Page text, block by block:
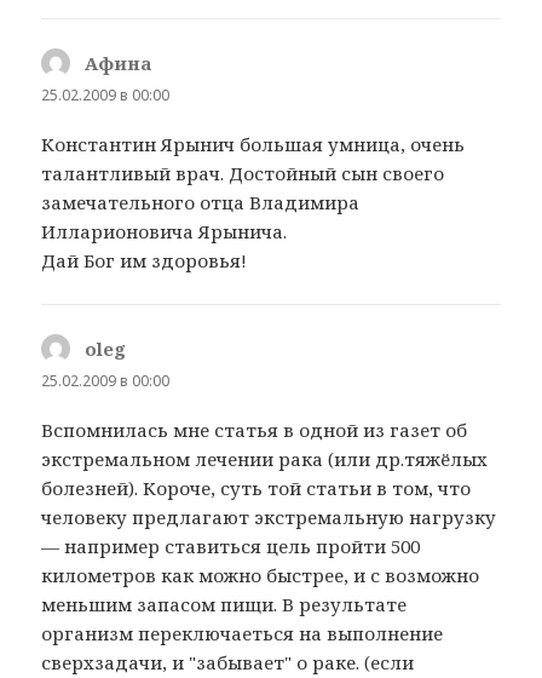
Афина
25.02.2009 в 00:00
Константин Ярынич большая умница, очень
талантливый врач. Достойный сын своего
замечательного отца Владимира
Илларионовича Ярынича.
Дай Бог им здоровья!
oleg
25.02.2009 в 00:00
Вспомнилась мне статья в одной из газет об
экстремальном лечении рака (или др.тяжёлых
болезней). Короче, суть той статьи в том, что
человеку предлагают экстремальную нагрузку
— например ставиться цель пройти 500
километров как можно быстрее, и с возможно
меньшим запасом пищи. В результате
организм переключаеться на выполнение
сверхзадачи, и "забывает" о раке. (если